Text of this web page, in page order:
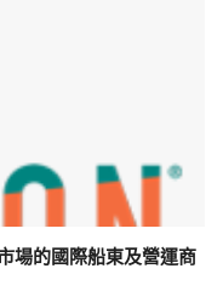
場的國際船東及營運商